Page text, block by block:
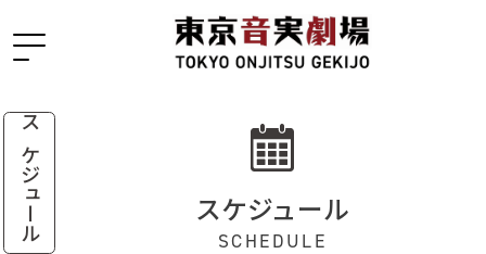
スケジュール スケジュール
SCHEDULE